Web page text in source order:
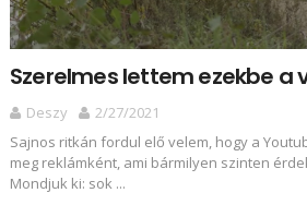
Szerelmes lettem ezekbe a
Deszy
2/27/2021
Sajnos ritkán fordul elő velem, hogy a
meg reklámként, ami bármilyen szinten
Mondjuk ki: sok ...